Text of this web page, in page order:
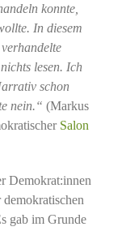
konnte,
In diesem
lesen. Ich
schon
nein.“ (Markus
Salon
Demokrat:innen
gab im Grunde